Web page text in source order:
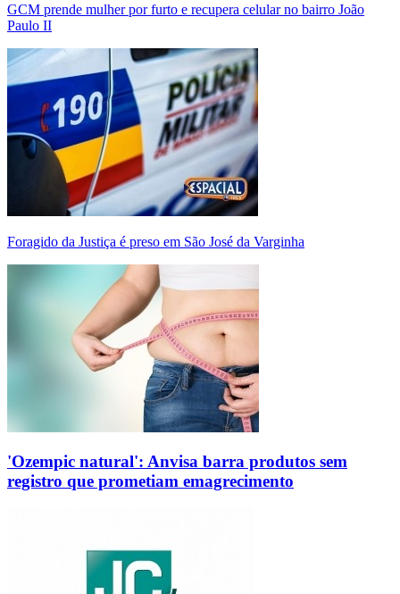
GCM prende mulher por furto e recupera celular no bairro João
Paulo II
Foragido da Justiça é preso em São José da Varginha
'Ozempic natural': Anvisa barra produtos sem
registro que prometiam emagrecimento